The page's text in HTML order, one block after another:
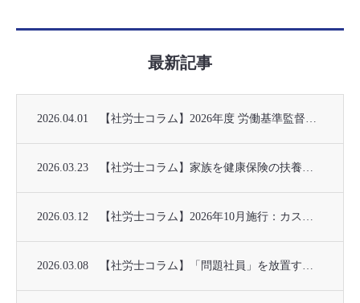
最新記事
2026.04.01 【社労士コラム】2026年度 労働基準監督署の重点調査項目について
2026.03.23 【社労士コラム】家族を健康保険の扶養に入れる際の手続きが変わります（2026年4月〜）
2026.03.12 【社労士コラム】2026年10月施行：カスハラ・就活セクハラ対策の義務化
2026.03.08 【社労士コラム】「問題社員」を放置するリスクとは？正しい指導と法的ステップの進め方